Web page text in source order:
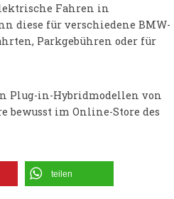
Fahren in
diese für verschiedene BMW-
Parkgebühren oder für
Plug-in-Hybridmodellen von
bewusst im Online-Store des
teilen